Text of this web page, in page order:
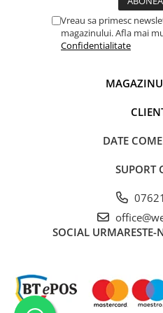
cartonului verde texturat,
nuntă și alte creații artistice.
Vreau sa primesc
magazinului. Afla mai
Confidentialitate
DATE
SUPORT
SOCIAL